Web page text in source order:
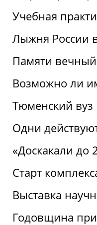
Учебная
Лыжня России
Памяти
Возможно ли
Тюменский вуз
Одни
«Доскакали до
Старт
Выставка
Годовщина